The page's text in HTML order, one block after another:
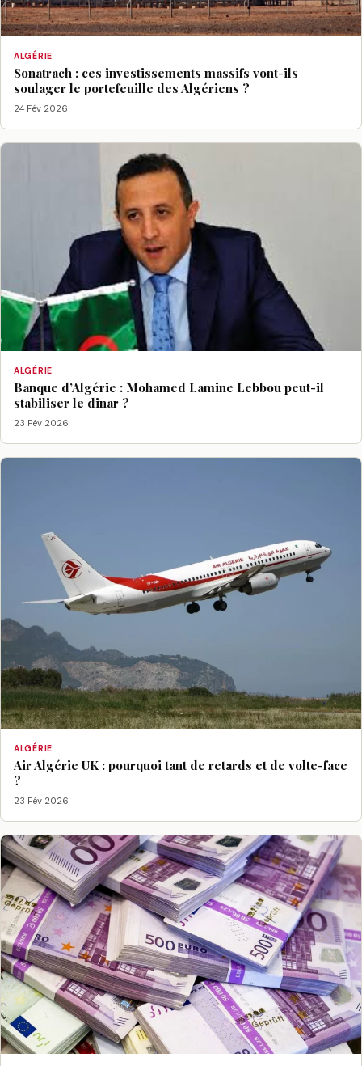
ALGÉRIE
Sonatrach : ces investissements massifs vont-ils
soulager le portefeuille des Algériens ?
24 Fév 2026
ALGÉRIE
Banque d’Algérie : Mohamed Lamine Lebbou peut-il
stabiliser le dinar ?
23 Fév 2026
ALGÉRIE
Air Algérie UK : pourquoi tant de retards et de volte-face
?
23 Fév 2026